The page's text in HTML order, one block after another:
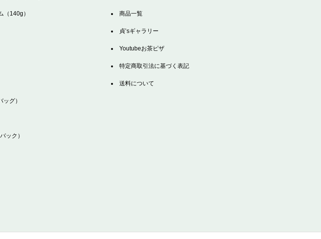
（140g）
グ）
ック）
商品一覧
貞’sギャラリー
Youtubeお茶ピザ
特定商取引法に基づく表記
送料について